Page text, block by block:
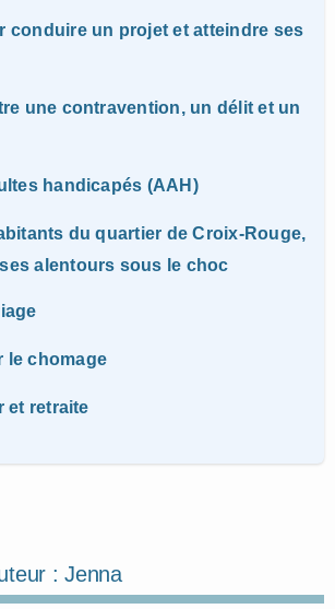
conduire un projet et atteindre ses
une contravention, un délit et un
handicapés (AAH)
du quartier de Croix-Rouge,
alentours sous le choc
le chomage
et retraite
:Jenna